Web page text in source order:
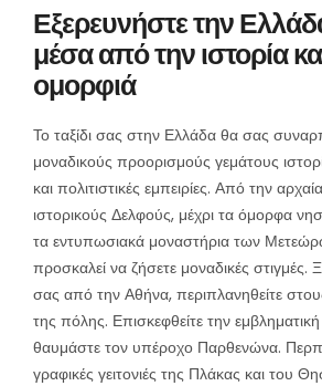
Εξερευνήστε την
μέσα από την ιστορία
ομορφιά
Το ταξίδι σας στην Ελλάδα θα σας
μοναδικούς προορισμούς γεμάτους
και πολιτιστικές εμπειρίες. Από την
ιστορικούς Δελφούς, μέχρι τα όμορφα
τα εντυπωσιακά μοναστήρια των
προσκαλεί να ζήσετε μοναδικές στιγμές.
σας από την Αθήνα, περιπλανηθείτε
της πόλης. Επισκεφθείτε την
θαυμάστε τον υπέροχο Παρθενώνα.
γραφικές γειτονιές της Πλάκας και του